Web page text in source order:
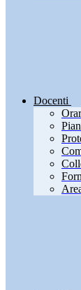
Docenti